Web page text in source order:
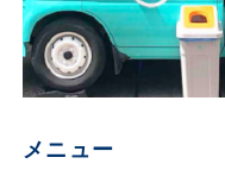
メニュー